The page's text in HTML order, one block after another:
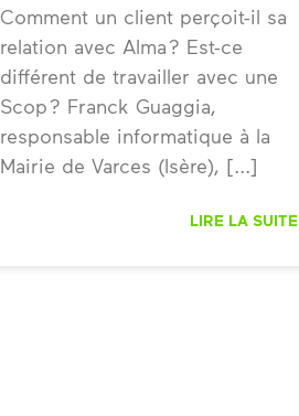
Comment un client perçoit-il sa
relation avec Alma ? Est-ce
différent de travailler avec une
Scop ? Franck Guaggia,
responsable informatique à la
Mairie de Varces (Isère),
LIRE LA SUITE